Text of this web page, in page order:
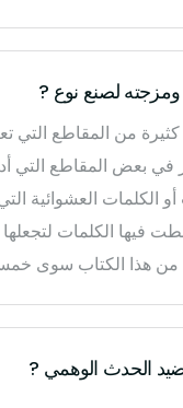
لصنع نوع ?
كثيرة من المقاطع التي
في بعض المقاطع التي
الكلمات العشوائية
فيها الكلمات
من هذا الكتاب سوى
الحدث الوهمي ?